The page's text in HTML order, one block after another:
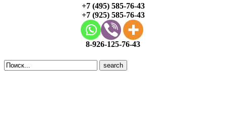
+7 (495) 585-76-43
+7 (925) 585-76-43
8-926-125-76-43
Search
for: